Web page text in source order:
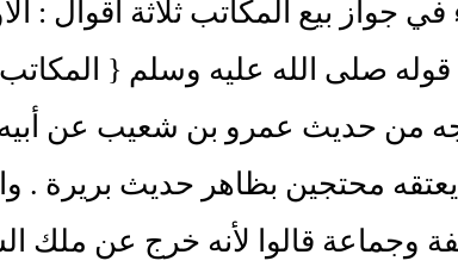
في جواز بيع المكاتب ثلاثة
صلى الله عليه وسلم {
من حديث عمرو بن شعيب عن أبيه
محتجين بظاهر حديث بريرة .
وجماعة قالوا لأنه خرج عن ملك